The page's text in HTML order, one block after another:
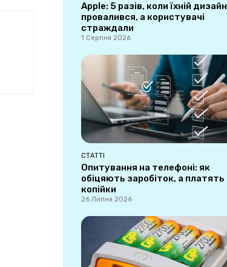
Apple: 5 разів, коли їхній дизайн
провалився, а користувачі
страждали
1 Серпня 2026
СТАТТІ
Опитування на телефоні: як
обіцяють заробіток, а платять
копійки
26 Липня 2026